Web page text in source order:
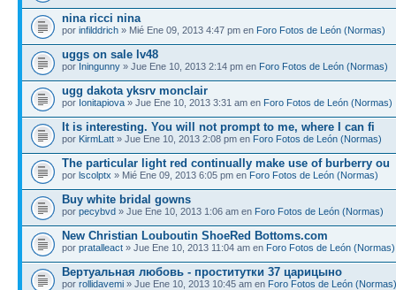
nina ricci nina
por infilddrich » Mié Ene 09, 2013 4:47 pm en Foro Fotos de León (Normas)
uggs on sale lv48
por Iningunny » Jue Ene 10, 2013 2:14 pm en Foro Fotos de León (Normas)
ugg dakota yksrv monclair
por Ionitapiova » Jue Ene 10, 2013 3:31 am en Foro Fotos de León (Normas)
It is interesting. You will not prompt to me, where I can fi
por KirmLatt » Jue Ene 10, 2013 2:08 pm en Foro Fotos de León (Normas)
The particular light red continually make use of burberry ou
por lscolptx » Mié Ene 09, 2013 6:05 pm en Foro Fotos de León (Normas)
Buy white bridal gowns
por pecybvd » Jue Ene 10, 2013 1:06 am en Foro Fotos de León (Normas)
New Christian Louboutin ShoeRed Bottoms.com
por pratalleact » Jue Ene 10, 2013 11:04 am en Foro Fotos de León (Normas)
Вертуальная любовь - проститутки 37 царицыно
por rollidavemi » Jue Ene 10, 2013 10:45 am en Foro Fotos de León (Normas)